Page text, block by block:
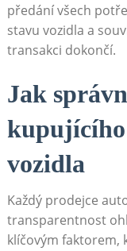
předání všech
stavu vozidla a
transakci dokončí.
Jak
kupujícího
vozidla
Každý prodejce
transparentnost
klíčovým faktorem,